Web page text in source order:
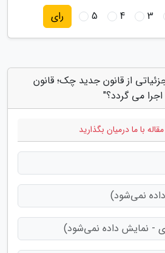
3
4
5 رای
از قانون جدید چک؛ قانون
می گردد؟"
با ما درمیان بگذارید